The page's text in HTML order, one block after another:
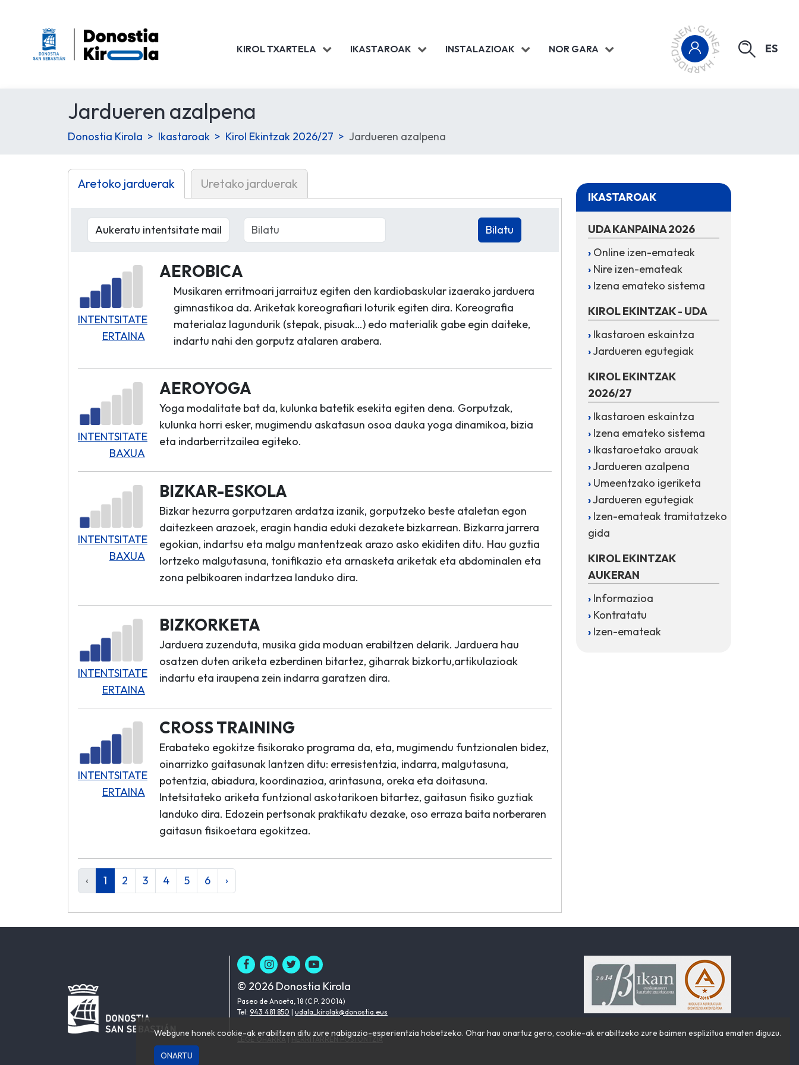
KIROL TXARTELA IKASTAROAK INSTALAZIOAK NOR GARA ES
Jardueren azalpena
Donostia Kirola Ikastaroak Kirol Ekintzak 2026/27 Jardueren azalpena
Aretoko jarduerak Uretako jarduerak
Bilatu
INTENTSITATE
ERTAINA
AEROBICA
Musikaren erritmoari jarraituz egiten den kardiobaskular izaerako jarduera
gimnastikoa da. Ariketak koreografiari loturik egiten dira. Koreografia
materialaz lagundurik (stepak, pisuak…) edo materialik gabe egin daiteke,
indartu nahi den gorputz atalaren arabera.
INTENTSITATE
BAXUA
AEROYOGA
Yoga modalitate bat da, kulunka batetik esekita egiten dena. Gorputzak,
kulunka horri esker, mugimendu askatasun osoa dauka yoga dinamikoa, bizia
eta indarberritzailea egiteko.
INTENTSITATE
BAXUA
BIZKAR-ESKOLA
Bizkar hezurra gorputzaren ardatza izanik, gorputzeko beste ataletan egon
daitezkeen arazoek, eragin handia eduki dezakete bizkarrean. Bizkarra jarrera
egokian, indartsu eta malgu mantentzeak arazo asko ekiditen ditu. Hau guztia
lortzeko malgutasuna, tonifikazio eta arnasketa ariketak eta abdominalen eta
zona pelbikoaren indartzea landuko dira.
INTENTSITATE
ERTAINA
BIZKORKETA
Jarduera zuzenduta, musika gida moduan erabiltzen delarik. Jarduera hau
osatzen duten ariketa ezberdinen bitartez, giharrak bizkortu,artikulazioak
indartu eta iraupena zein indarra garatzen dira.
INTENTSITATE
ERTAINA
CROSS TRAINING
Erabateko egokitze fisikorako programa da, eta, mugimendu funtzionalen bidez,
oinarrizko gaitasunak lantzen ditu: erresistentzia, indarra, malgutasuna,
potentzia, abiadura, koordinazioa, arintasuna, oreka eta doitasuna.
Intetsitateko ariketa funtzional askotarikoen bitartez, gaitasun fisiko guztiak
landuko dira. Edozein pertsonak praktikatu dezake, oso erraza baita norberaren
gaitasun fisikoetara egokitzea.
‹ 1 2 3 4 5 6 ›
IKASTAROAK
UDA KANPAINA 2026
Online izen-emateak
Nire izen-emateak
Izena emateko sistema
KIROL EKINTZAK - UDA
Ikastaroen eskaintza
Jardueren egutegiak
KIROL EKINTZAK
2026/27
Ikastaroen eskaintza
Izena emateko sistema
Ikastaroetako arauak
Jardueren azalpena
Umeentzako igeriketa
Jardueren egutegiak
Izen-emateak tramitatzeko
gida
KIROL EKINTZAK
AUKERAN
Informazioa
Kontratatu
Izen-emateak
© 2026 Donostia Kirola
Paseo de Anoeta, 18 (C.P. 20014)
Tel: 943 481 850 | udala_kirolak@donostia.eus
LEGE OHARRA |HERRITARREN POSTONTZIA
Webgune honek cookie-ak erabiltzen ditu zure nabigazio-esperientzia hobetzeko. Ohar hau onartuz gero, cookie-ak erabiltzeko zure baimen esplizitua ematen diguzu.
ONARTU